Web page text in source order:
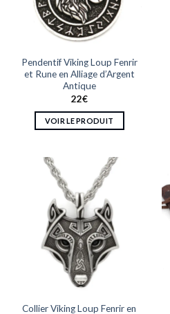
être
choisies
sur
page
du
produit
Pendentif Viking Loup Fenrir
et Rune en Alliage d’Argent
Antique
22€
VOIR LE PRODUIT
plusieurs
variations.
Les
options
peuvent
être
choisies
sur
page
Collier Viking Loup Fenrir en